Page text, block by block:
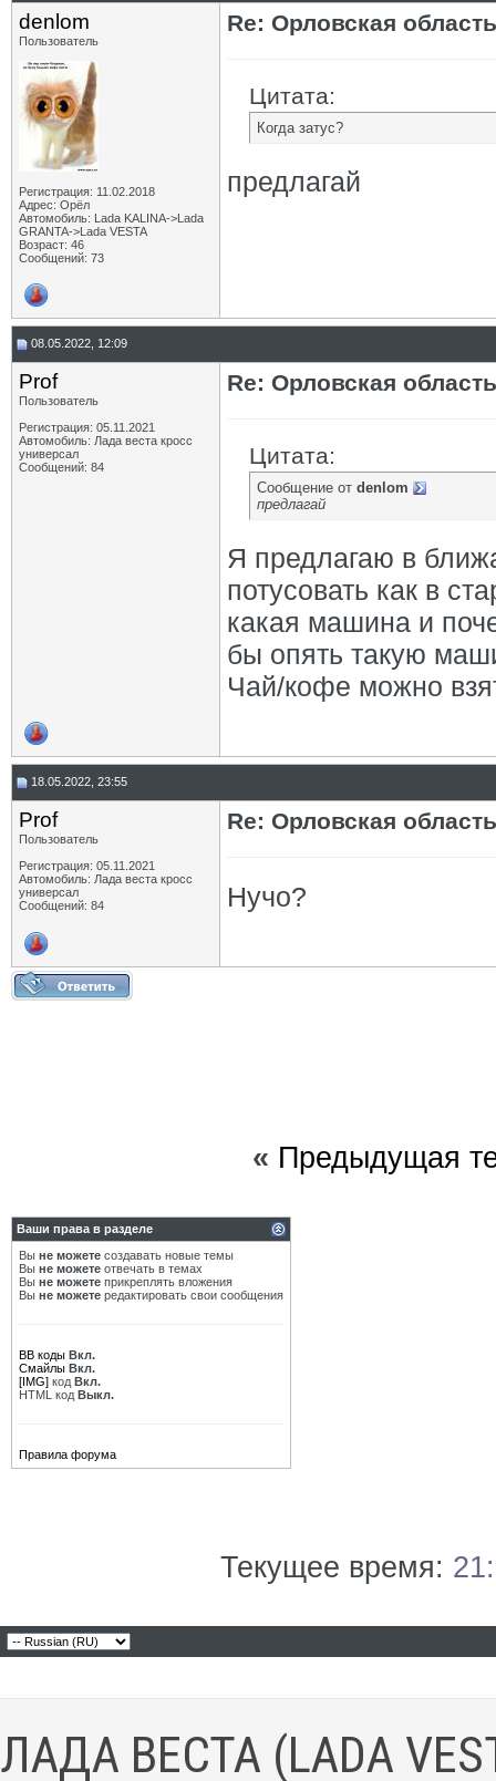
denlom
Пользователь
Регистрация: 11.02.2018
Адрес: Орёл
Автомобиль: Lada KALINA->Lada
GRANTA->Lada VESTA
Возраст: 46
Сообщений: 73
Re: Орловская область
Цитата:
Когда затус?
предлагай
08.05.2022, 12:09
Prof
Пользователь
Регистрация: 05.11.2021
Автомобиль: Лада веста кросс
универсал
Сообщений: 84
Re: Орловская область
Цитата:
Сообщение от denlom
предлагай
Я предлагаю в
потусовать как в
какая машина и
бы опять такую
Чай/кофе можно
18.05.2022, 23:55
Prof
Пользователь
Регистрация: 05.11.2021
Автомобиль: Лада веста кросс
универсал
Сообщений: 84
Re: Орловская область
Нучо?
« Предыдущая
Ваши права в разделе
Вы не можете создавать новые темы
Вы не можете отвечать в темах
Вы не можете прикреплять вложения
Вы не можете редактировать свои сообщения
BB коды Вкл.
Смайлы Вкл.
[IMG] код Вкл.
HTML код Выкл.
Правила форума
Текущее время:
ЛАДА ВЕСТА (LADA